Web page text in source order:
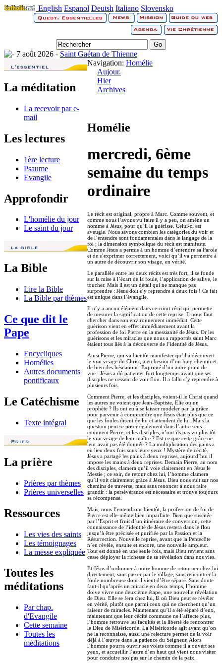
English Espanol Deutsh Italiano Slovensko
7 août 2026 - Saint Gaétan de Thienne
La méditation
La recevoir par e-
mail
Les lectures
1ère lecture
Psaume
Evangile
Approfondir
L'homélie du jour
Le saint du jour
La Bible
Lire la Bible
La Bible par thèmes
Ce que dit le
Pape
Encycliques
Homélies
Autres documents
pontificaux
Le Catéchisme
Texte intégral
La prière
Prières par thèmes
Prières universelles
Ressources
Les vies des saints
Les témoignages
La messe expliquée
Toutes les
méditations
Par chap.
d'Evangile
Cette semaine
Toutes les
méditations
Navigation: Homélie
Aujour.
Hier
Archives
Homélie
mercredi, 6ème
semaine du temps
ordinaire
Le récit est original, propre à Marc. Comme souvent, et
comme nous l’avons vu faire il y a peu, on amène un
homme à Jésus, pour qu’il le guérisse. Celui-ci est
aveugle. Nous savons combien les catégories du voir et
de l’entendre sont fondamentales dans le langage de la
foi ; la dimension symbolique du récit est manifeste.
Comme Jésus a permis à un homme d’entendre sa Parole
et de s’exprimer correctement, voici qu’il va permettre à
un autre de découvrir son visage, en vérité.
Le parallèle entre les deux récits est très fort, il se fonde
sur la mise à l’écart de la foule, l’application de salive, le
toucher. Mais il est un détail qui ne manque pas
surprendre : Jésus doit s’y reprendre à deux fois ! Ce fait
est unique dans l’évangile.
Il n’y a aucun élément dans ce court récit qui permette
de mesurer la signification de cette reprise. Il nous faut
chercher dans son environnement immédiat. Cette
guérison vient en effet immédiatement avant la
profession de foi Pierre en la messianité de Jésus. Or les
guérisons et les miracles que nous a rapportés saint Marc
étaient tous liés à la découverte de l’identité de Jésus.
Ainsi Pierre, qui va bientôt manifester qu’il a découvert
le vrai visage du Christ, a eu besoin d’un long chemin et
de bien des hésitations. Exprimé d’un autre point de
vue : Jésus a dû patienter fort longtemps avant que ses
disciples ne cessent de voir flou. Il a fallu s’y reprendre à
plusieurs fois.
Comment Pierre, et les disciples, voient-il le Christ quand
les autres ne voient que Jean-Baptiste, Elie ou un
prophète ? Ils ont eu à se laisser modeler par la grâce
pour parvenir à comprendre que Jésus était plus que ce
que les foules disent de lui et attendent de lui. Mais la
question peut se poser également dans l’autre sens :
comment Pierre, et les disciples, n’ont-ils pas vu plus tôt
le vrai visage de leur maître ? Est-ce que cette grâce ne
leur avait pas été donnée ? La multiplication des pains a
eu lieu deux fois sous leurs yeux ! Mystère de cécité.
Jésus a partagé les pains à deux reprises, aujourd’hui il
impose les mains à deux reprises. Demain Pierre, au nom
des disciples, clamera qu’il voie clairement en Jésus le
Messie ; ce soir, de retour chez lui, l’homme clamera
qu’il voit clairement grâce à Jésus. Dieu nous suit sur nos
chemins de traverse, mais sans renoncer à nous faire
grandir : la persévérance est nécessaire et trouve toujours
sa récompense.
Mais, nous l’entendrons bientôt, la profession de foi de
Pierre est elle-même bien imparfaite. Bien que suscitée
par l’Esprit et fruit d’un itinéraire de conversion, cette
connaissance de l’identité de Jésus restera dans le flou
jusqu’à être précisée et purifiée par la Passion et la
Résurrection. Nouvelle reprise, avant que la Pentecôte
n’en révèle, ensuite et encore, une nouvelle ampleur.
Tout est donné en une seule fois, mais Dieu revient sans
cesse déployer la richesse de sa révélation dans nos vies.
Et Jésus d’ordonner à notre homme de retourner chez lui
directement, sans passer par le village, sans rencontrer la
foule nombreuse dont il vient d’être séparé. Sans doute
faut-il qu’après un miracle en deux temps, l’homme
doive vivre une deuxième étape, une nouvelle révélation
de Dieu. Elle se fera chez lui, là où Dieu peut se révéler
en vérité, plutôt que parmi ceux qui ne cherchent qu’un
faiseur de miracles. Maintenant qu’il a été séparé d’eux,
maintenant que leur cécité commune ne l’affecte plus,
l’homme retrouve les facultés et la liberté de rencontrer
le Dieu de Miséricorde. La Miséricorde agit avant qu’on
ne la reconnaisse, aussi une relecture permet de la voir
déjà à l’œuvre dans la patience du Seigneur. Alors
l’homme pourra ouvrir ses volets comme il a ouvert ses
yeux, et accueillir l’astre d’en haut qui vient nous visiter
pour conduire nos pas sur le chemin de la paix.